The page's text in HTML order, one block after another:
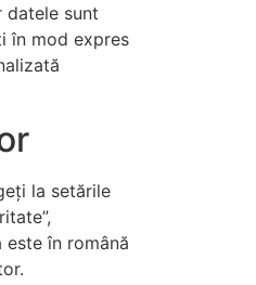
datele sunt
în mod expres
la setările
este în română